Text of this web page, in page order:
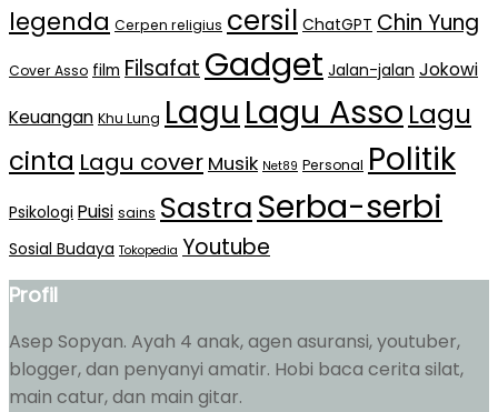
legenda Cerpen religius cersil ChatGPT Chin Yung
Cover Asso film Filsafat Gadget Jalan-jalan Jokowi
Keuangan Khu Lung Lagu Lagu Asso Lagu
cinta Lagu cover Musik Net89 Personal Politik
Psikologi Puisi sains SastraSerba-serbi
Sosial Budaya Tokopedia Youtube
Profil
Asep Sopyan. Ayah 4 anak, agen asuransi, youtuber,
blogger, dan penyanyi amatir. Hobi baca cerita silat,
main catur, dan main gitar.